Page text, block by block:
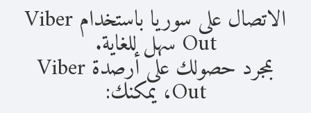
الاتصال على سوريا باستخدام Viber
Out سهل للغاية.
بمجرد حصولك على أرصدة Viber
Out، يمكنك: